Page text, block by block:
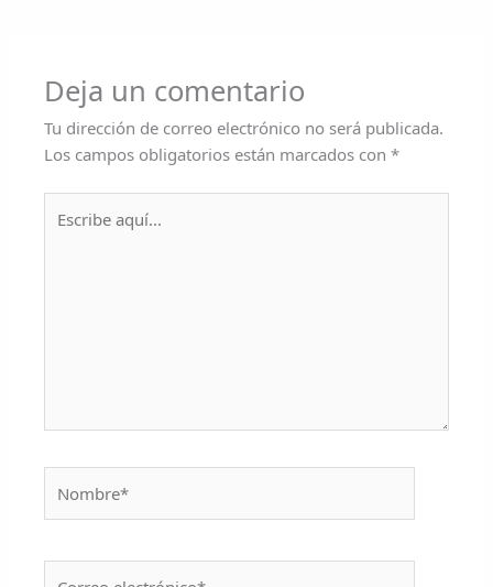
Deja un comentario
Tu dirección de correo electrónico no será publicada.
Los campos obligatorios están marcados con*
aquí...